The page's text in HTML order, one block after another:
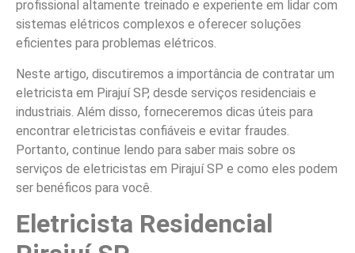
profissional altamente treinado e experiente em lidar com
sistemas elétricos complexos e oferecer soluções
eficientes para problemas elétricos.
Neste artigo, discutiremos a importância de contratar um
eletricista em Pirajuí SP, desde serviços residenciais e
industriais. Além disso, forneceremos dicas úteis para
encontrar eletricistas confiáveis e evitar fraudes.
Portanto, continue lendo para saber mais sobre os
serviços de eletricistas em Pirajuí SP e como eles podem
ser benéficos para você.
Eletricista Residencial